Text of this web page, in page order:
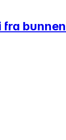
fra bunnen